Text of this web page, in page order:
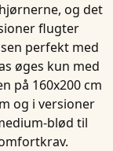
og det
flugter
perfekt med
øges kun med
på 160x200 cm
og i versioner
blød til